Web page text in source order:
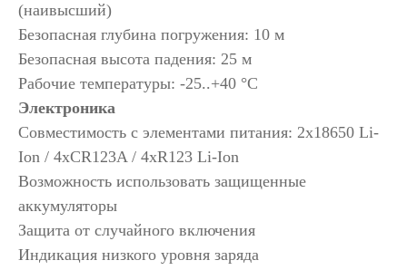
(наивысший)
Безопасная глубина погружения: 10 м
Безопасная высота падения: 25 м
Рабочие температуры: -25..+40 °C
Электроника
Совместимость с элементами питания: 2x18650 Li-
Ion / 4xCR123A / 4xR123 Li-Ion
Возможность использовать защищенные
аккумуляторы
Защита от случайного включения
Индикация низкого уровня заряда